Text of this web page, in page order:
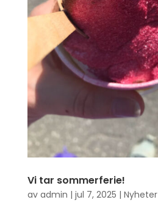
Vi tar sommerferie!
av admin | jul 7, 2025 | Nyheter